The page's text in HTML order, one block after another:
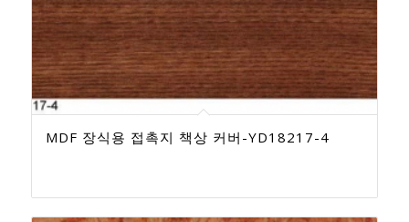
MDF 장식용 접촉지 책상 커버-YD18217-4